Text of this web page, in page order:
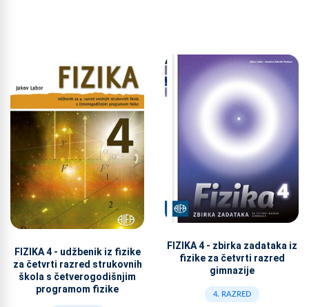
FIZIKA 4 - udžbenik iz fizike
za četvrti razred strukovnih
škola s četverogodišnjim
programom fizike
FIZIKA 4 - zbirka zadataka iz
fizike za četvrti razred
gimnazije
4. RAZRED